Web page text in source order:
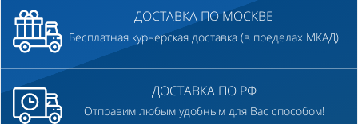
ДОСТАВКА ПО МОСКВЕ
Бесплатная курьерская доставка (в пределах МКАД)
ДОСТАВКА ПО РФ
Отправим любым удобным для Вас способом!